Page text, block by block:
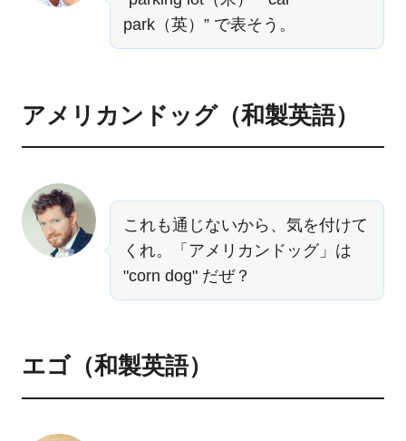
park（英）” で表そう。
アメリカンドッグ（和製英語）
これも通じないから、気を付けて
くれ。「アメリカンドッグ」は
"corn dog" だぜ？
エゴ（和製英語）